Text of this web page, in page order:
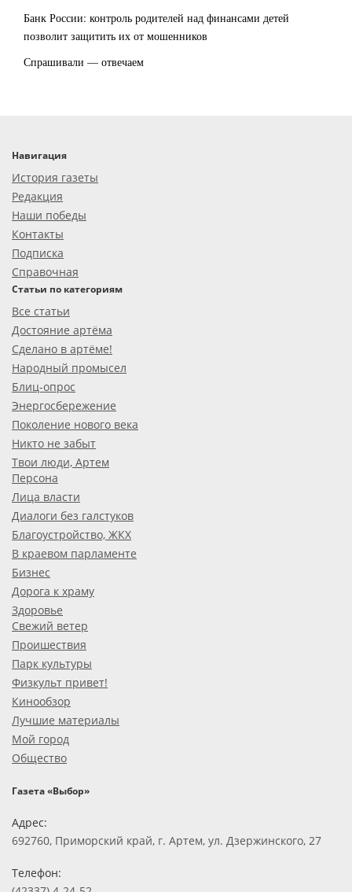
Банк России: контроль родителей над финансами детей
позволит защитить их от мошенников
Спрашивали — отвечаем
Навигация
История газеты
Редакция
Наши победы
Контакты
Подписка
Справочная
Статьи по категориям
Все статьи
Достояние артёма
Сделано в артёме!
Народный промысел
Блиц-опрос
Энергосбережение
Поколение нового века
Никто не забыт
Твои люди, Артем
Персона
Лица власти
Диалоги без галстуков
Благоустройство, ЖКХ
В краевом парламенте
Бизнес
Дорога к храму
Здоровье
Свежий ветер
Проишествия
Парк культуры
Физкульт привет!
Кинообзор
Лучшие материалы
Мой город
Общество
Газета «Выбор»
Адрес:
692760, Приморский край, г. Артем, ул. Дзержинского, 27
Телефон: